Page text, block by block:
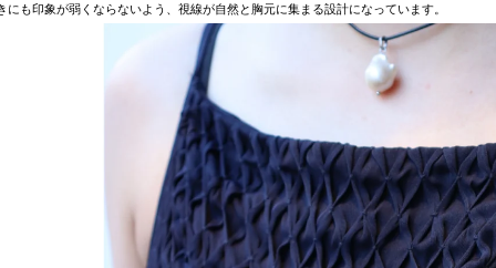
にも印象が弱くならないよう、視線が自然と胸元に集まる設計になっています。